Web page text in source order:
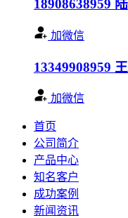
18908638959
加微信
13349908959
加微信
首页
公司简介
产品中心
知名客户
成功案例
新闻资讯